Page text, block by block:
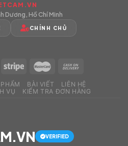
Dương, Hồ Chí Minh
CHÍNH CHỦ
BÀI VIẾT
LIÊN HỆ
VỤ
KIỂM TRA ĐƠN HÀNG
VERIFIED